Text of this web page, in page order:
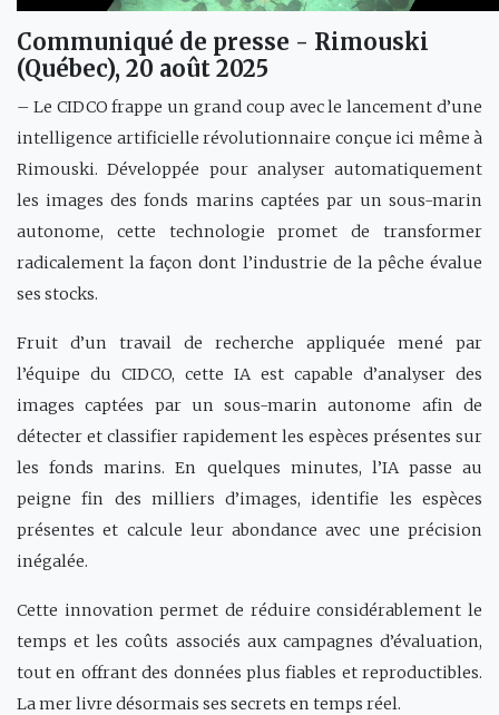
Communiqué de presse - Rimouski
(Québec), 20 août 2025
– Le CIDCO frappe un grand coup avec le lancement d’une
intelligence artificielle révolutionnaire conçue ici même à
Rimouski. Développée pour analyser automatiquement
les images des fonds marins captées par un sous-marin
autonome, cette technologie promet de transformer
radicalement la façon dont l’industrie de la pêche évalue
ses stocks.
Fruit d’un travail de recherche appliquée mené par
l’équipe du CIDCO, cette IA est capable d’analyser des
images captées par un sous-marin autonome afin de
détecter et classifier rapidement les espèces présentes sur
les fonds marins. En quelques minutes, l’IA passe au
peigne fin des milliers d’images, identifie les espèces
présentes et calcule leur abondance avec une précision
inégalée.
Cette innovation permet de réduire considérablement le
temps et les coûts associés aux campagnes d’évaluation,
tout en offrant des données plus fiables et reproductibles.
La mer livre désormais ses secrets en temps réel.